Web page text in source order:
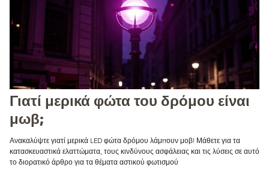
Γιατί μερικά φώτα του δρόμου είναι
μωβ;
Ανακαλύψτε γιατί μερικά LED φώτα δρόμου λάμπουν μοβ! Μάθετε για τα
κατασκευαστικά ελαττώματα, τους κινδύνους ασφάλειας και τις λύσεις σε αυτό
το διορατικό άρθρο για τα θέματα αστικού φωτισμού